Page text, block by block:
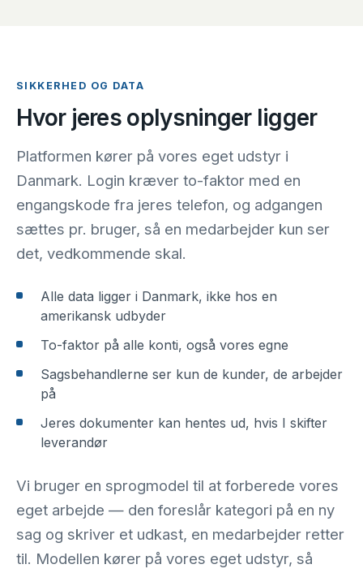
SIKKERHED OG DATA
Hvor jeres oplysninger ligger
Platformen kører på vores eget udstyr i
Danmark. Login kræver to-faktor med en
engangskode fra jeres telefon, og adgangen
sættes pr. bruger, så en medarbejder kun ser
det, vedkommende skal.
Alle data ligger i Danmark, ikke hos en
amerikansk udbyder
To-faktor på alle konti, også vores egne
Sagsbehandlerne ser kun de kunder, de arbejder
på
Jeres dokumenter kan hentes ud, hvis I skifter
leverandør
Vi bruger en sprogmodel til at forberede vores
eget arbejde — den foreslår kategori på en ny
sag og skriver et udkast, en medarbejder retter
til. Modellen kører på vores eget udstyr, så